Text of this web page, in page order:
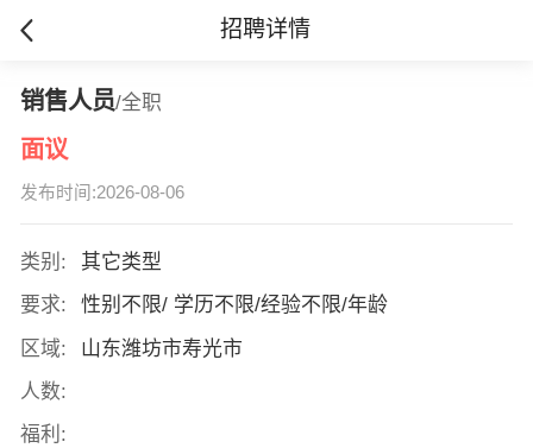
招聘详情
销售人员/全职
面议
发布时间:2026-08-06
类别:
其它类型
要求:
性别不限/ 学历不限/经验不限/年龄
区域:
山东潍坊市寿光市
人数:
福利: